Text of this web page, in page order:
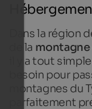
Dans la région
de la montagne
il y a tout
besoin pour
montagnes du
parfaitement